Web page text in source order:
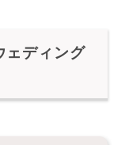
ェディング